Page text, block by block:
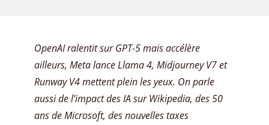
OpenAI ralentit sur GPT-5 mais accélère
ailleurs, Meta lance Llama 4, Midjourney V7 et
Runway V4 mettent plein les yeux. On parle
aussi de l’impact des IA sur Wikipedia, des 50
ans de Microsoft, des nouvelles taxes